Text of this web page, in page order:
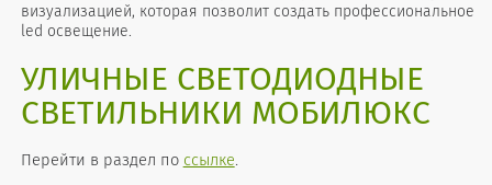
визуализацией, которая позволит создать профессиональное
led освещение.
УЛИЧНЫЕ СВЕТОДИОДНЫЕ
СВЕТИЛЬНИКИ МОБИЛЮКС
Перейти в раздел по ссылке.